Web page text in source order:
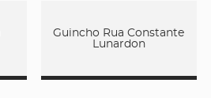
Guincho Rua Constante
Lunardon